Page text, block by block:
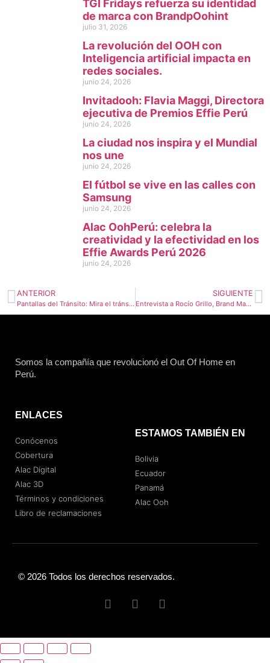
TGI Fridays refuerza su identidad
de marca con BrandpOohint
julio 31, 2026
La revolución del OOH con
Inteligencia artificial impacta en
redes sociales.
junio 24, 2026
Invitadooh: Flavia Maggi, Directora
ejecutiva de Premios Effie Perú
junio 24, 2026
La ciudad nos inspira y el Mundial
nos une
junio 24, 2026
El fútbol se vive en las calles con
Samsung
junio 24, 2026
Alac OohPerú: celebra la
creatividad y la efectividad en los
Effie Awards Perú 2026
junio 24, 2026
ANTERIOR
Pantallas del Tránsito: Mira el tránsito en vivo desde la vía pública
SIGUIENTE
Entrevista a Rocío Grillo, Brand Manager Hyundai en Automotores Gildemeister Perú
Somos la compañía que revolucionó el Out Of Home en
Perú.
ENLACES
Conócenos
Cobertura
Alac Digital
Alac 3D
Términos y condiciones
Libro de reclamaciones
ESTAMOS TAMBIÉN EN
Bolivia
Ecuador
Panamá
Alac Ooh
© 2026 Todos los derechos reservados.